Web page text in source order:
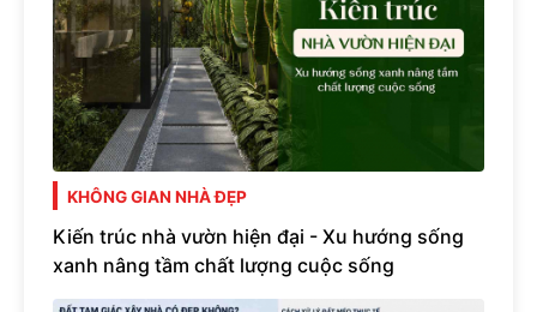
KHÔNG GIAN NHÀ ĐẸP
Kiến trúc nhà vườn hiện đại - Xu hướng sống
xanh nâng tầm chất lượng cuộc sống